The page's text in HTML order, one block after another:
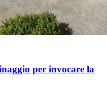
per invocare la